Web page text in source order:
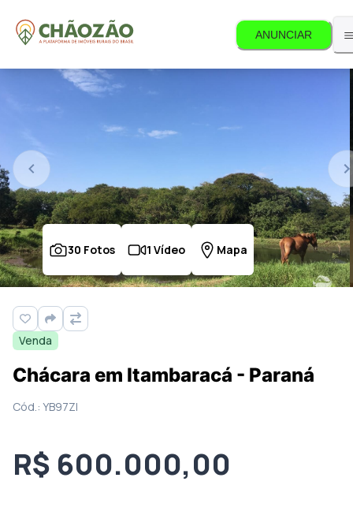
ANUNCIAR
30 Fotos 1 Vídeo Mapa
Venda
Chácara em Itambaracá - Paraná
Cód.: YB97ZI
R$ 600.000,00